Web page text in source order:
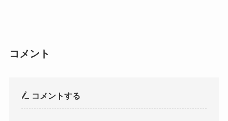
コメント
コメントする